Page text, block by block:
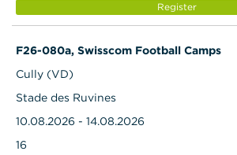
Register
F26-080a, Swisscom Football Camps
Cully (VD)
Stade des Ruvines
10.08.2026 - 14.08.2026
16